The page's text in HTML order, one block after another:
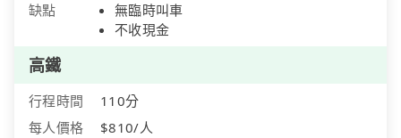
缺點
無臨時叫車
不收現金
高鐵
行程時間
110分
每人價格
$810/人